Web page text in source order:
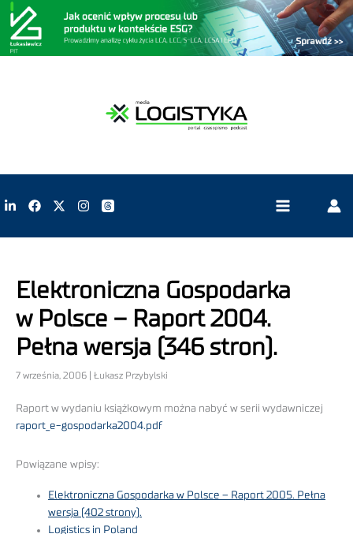
Elektroniczna Gospodarka
w Polsce – Raport 2004.
Pełna wersja (346 stron).
7 września, 2006 | Łukasz Przybylski
Raport w wydaniu książkowym można nabyć w serii wydawniczej
raport_e-gospodarka2004.pdf
Powiązane wpisy:
Elektroniczna Gospodarka w Polsce – Raport 2005. Pełna
wersja (402 strony).
Logistics in Poland